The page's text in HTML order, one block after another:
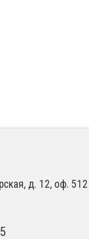
д. 12, оф. 512